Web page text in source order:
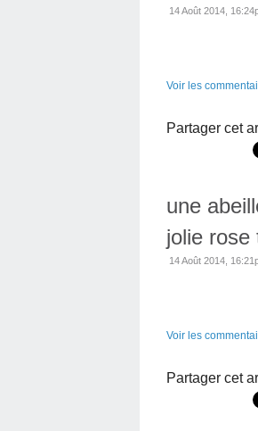
14 Août 2014,
Voir les
Partager cet
une
jolie rose
14 Août 2014,
Voir les
Partager cet